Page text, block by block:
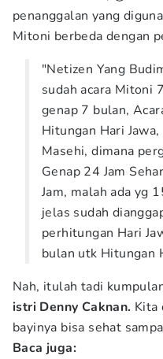
penanggalan yang
Mitoni berbeda dengan
"Netizen Yang
sudah acara Mitoni
genap 7 bulan,
Hitungan Hari
Masehi, dimana
Genap 24 Jam
Jam, malah ada yg
jelas sudah
perhitungan Hari
bulan utk Hitungan
Nah, itulah tadi
istri Denny Caknan. Kita
bayinya bisa sehat
Baca juga: